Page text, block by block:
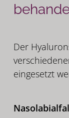
Der
eingesetzt